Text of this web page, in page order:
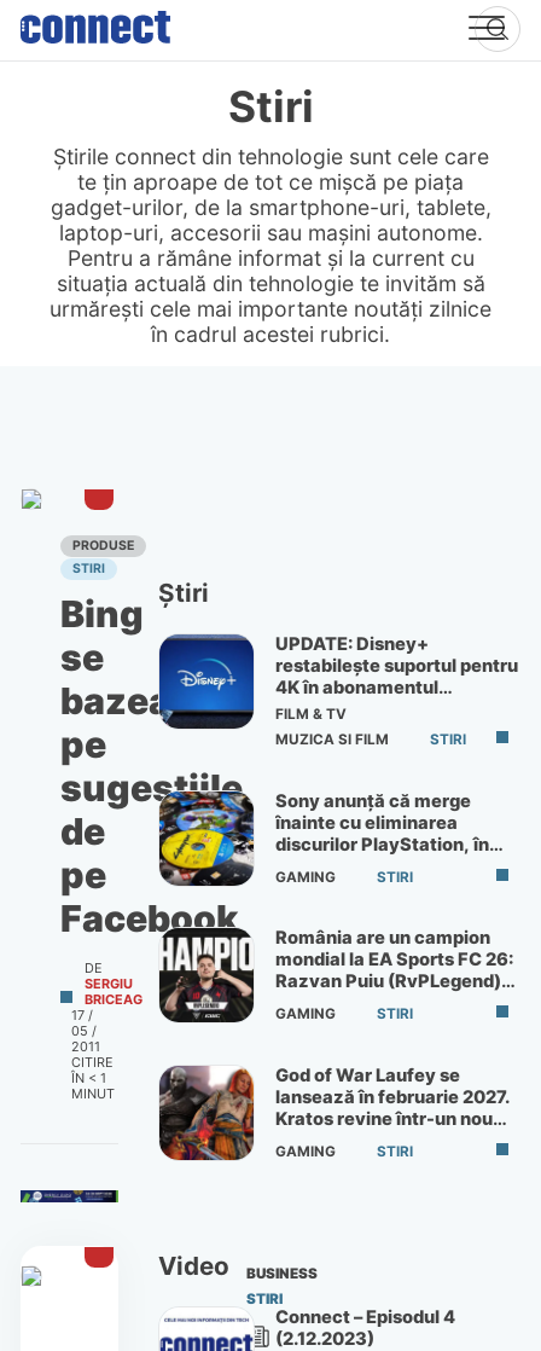
Skip
content
Stiri
Știrile connect din tehnologie sunt cele care
te țin aproape de tot ce mișcă pe piața
gadget-urilor, de la smartphone-uri, tablete,
laptop-uri, accesorii sau mașini autonome.
Pentru a rămâne informat și la current cu
situația actuală din tehnologie te invităm să
urmărești cele mai importante noutăți zilnice
în cadrul acestei rubrici.
PRODUSE
STIRI
Bing
se
bazează
pe
sugestiile
de
pe
Facebook
DE
SERGIU
BRICEAG
17 /
05 /
2011
CITIRE
ÎN < 1
MINUT
BUSINESS
STIRI
Știri
UPDATE: Disney+
restabilește suportul pentru
4K în abonamentul
Premium
FILM & TV
MUZICA SI FILM
STIRI
Sony anunță că merge
înainte cu eliminarea
discurilor PlayStation, în
GAMING STIRI
România are un campion
mondial la EA Sports FC 26:
Razvan Puiu (RvPLegend)
câștigă turneul de la Paris
GAMING STIRI
God of War Laufey se
lansează în februarie 2027.
Kratos revine într-un nou
God of War
GAMING STIRI
Video
Connect – Episodul 4
(2.12.2023)